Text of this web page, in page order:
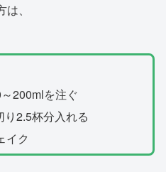
、
200mlを注ぐ
り2.5杯分入れる
イク